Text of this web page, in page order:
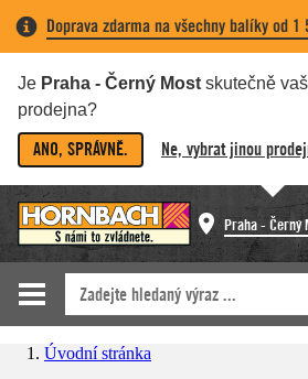
Doprava zdarma na všechny balíky od 1
Je Praha - Černý Most skutečně
prodejna?
ANO, SPRÁVNĚ. Ne, vybrat jinou
Praha - Černý
Úvodní stránka